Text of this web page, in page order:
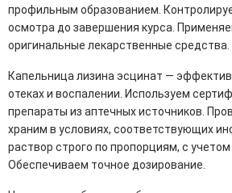
профильным образованием.
осмотра до завершения курса.
оригинальные лекарственные средства.
Капельница лизина эсцинат —
отеках и воспалении. Используем
препараты из аптечных источников.
храним в условиях, соответствующих
раствор строго по пропорциям, с
Обеспечиваем точное дозирование.